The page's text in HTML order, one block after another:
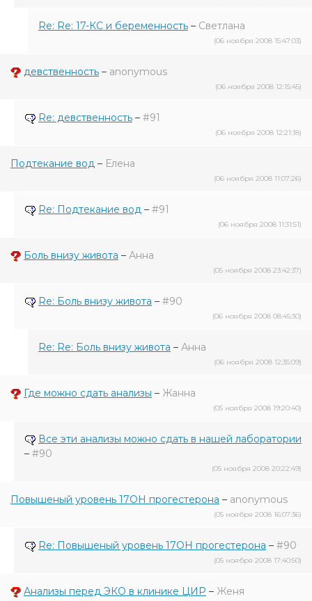
Re: Re: 17-КС и беременность – Светлана
(06 ноября 2008 15:47:03)
девственность – anonymous
(06 ноября 2008 12:15:45)
Re: девственность – #91
(06 ноября 2008 12:21:18)
Подтекание вод – Елена
(06 ноября 2008 11:07:26)
Re: Подтекание вод – #91
(06 ноября 2008 11:31:51)
Боль внизу живота – Анна
(05 ноября 2008 23:42:37)
Re: Боль внизу живота – #90
(06 ноября 2008 08:45:30)
Re: Re: Боль внизу живота – Анна
(06 ноября 2008 12:35:09)
Где можно сдать анализы – Жанна
(05 ноября 2008 19:20:40)
Все эти анализы можно сдать в нашей лаборатории
– #90
(05 ноября 2008 20:22:49)
Повышеный уровень 17ОН прогестерона – anonymous
(05 ноября 2008 16:07:36)
Re: Повышеный уровень 17ОН прогестерона – #90
(05 ноября 2008 17:40:50)
Анализы перед ЭКО в клинике ЦИР – Женя